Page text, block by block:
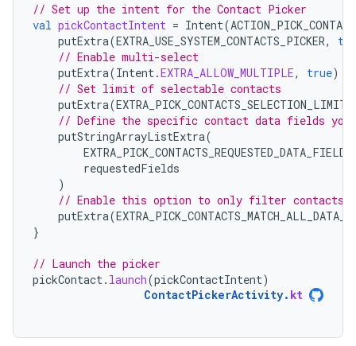
// Set up the intent for the Contact Picker
val pickContactIntent = Intent(
putExtra(EXTRA_USE_SYSTEM_CONTACTS_PICKER,
// Enable multi-select
putExtra(Intent.EXTRA_ALLOW_MULTIPLE, true)
// Set limit of selectable contacts
putExtra(EXTRA_PICK_CONTACTS_SELECTION_LIMIT
// Define the specific contact data fields you
putStringArrayListExtra(
EXTRA_PICK_CONTACTS_REQUESTED_DATA_FIELDS
requestedFields
)
// Enable this option to only filter contacts
putExtra(
}
// Launch the picker
pickContact. launch(pickContactIntent)
ContactPickerActivity. kt